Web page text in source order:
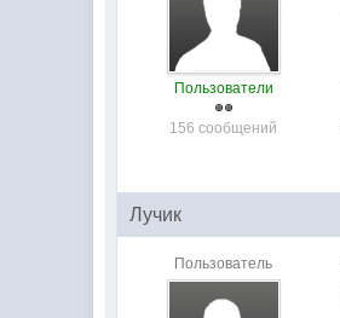
Пользователи
156 сообщений
Лучик
Пользователь